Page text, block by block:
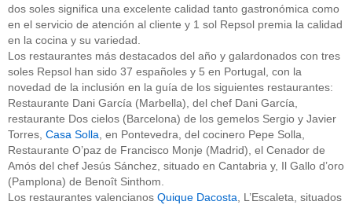
dos soles significa una excelente calidad tanto gastronómica como
en el servicio de atención al cliente y 1 sol Repsol premia la calidad
en la cocina y su variedad.
Los restaurantes más destacados del año y galardonados con tres
soles Repsol han sido 37 españoles y 5 en Portugal, con la
novedad de la inclusión en la guía de los siguientes restaurantes:
Restaurante Dani García (Marbella), del chef Dani García,
restaurante Dos cielos (Barcelona) de los gemelos Sergio y Javier
Torres, Casa Solla , en Pontevedra, del cocinero Pepe Solla,
Restaurante O’paz de Francisco Monje (Madrid), el Cenador de
Amós del chef Jesús Sánchez, situado en Cantabria y, Il Gallo d’oro
(Pamplona) de Benoît Sinthom.
Los restaurantes valencianos Quique Dacosta , L’Escaleta, situados